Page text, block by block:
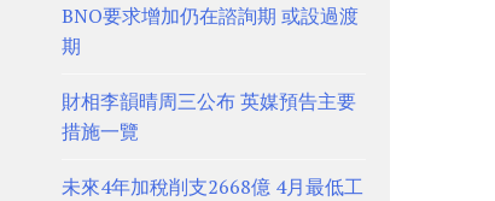
BNO要求增加仍在諮詢期 或設過渡
期
財相李韻晴周三公布 英媒預告主要
措施一覽
未來4年加稅削支2668億 4月最低工